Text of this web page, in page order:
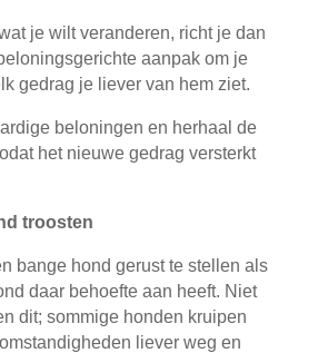
je wilt veranderen, richt je dan
aanpak om je
gedrag je liever van hem ziet.
beloningen en herhaal de
het nieuwe gedrag versterkt
troosten
bange hond gerust te stellen als
daar behoefte aan heeft. Niet
dit; sommige honden kruipen
liever weg en